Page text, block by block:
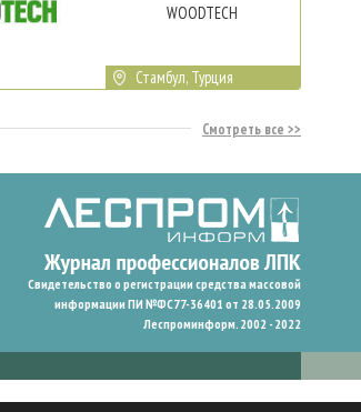
WOODTECH
Стамбул, Турция
Смотреть все
Свидетельство о регистрации средства массовой
информации ПИ №ФС77-36401 от 28.05.2009
Леспроминформ. 2002 - 2022